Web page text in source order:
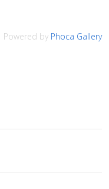
Powered by Phoca Gallery